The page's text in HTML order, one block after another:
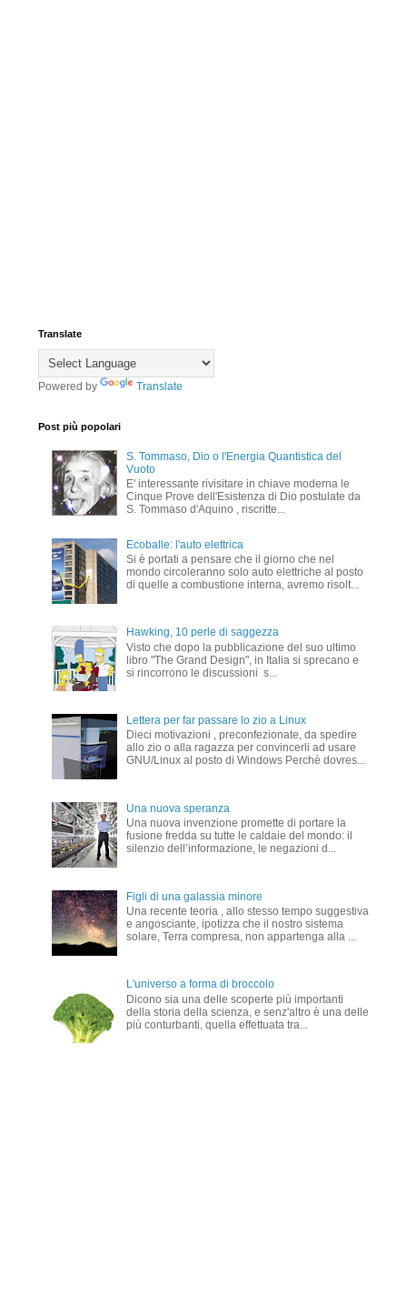
Translate
Powered by Translate
Post più popolari
S. Tommaso, Dio o l'Energia Quantistica del
Vuoto
E' interessante rivisitare in chiave moderna le
Cinque Prove dell'Esistenza di Dio postulate da
S. Tommaso d'Aquino , riscritte...
Ecoballe: l'auto elettrica
Si è portati a pensare che il giorno che nel
mondo circoleranno solo auto elettriche al posto
di quelle a combustione interna, avremo risolt...
Hawking, 10 perle di saggezza
Visto che dopo la pubblicazione del suo ultimo
libro "The Grand Design", in Italia si sprecano e
si rincorrono le discussioni s...
Lettera per far passare lo zio a Linux
Dieci motivazioni , preconfezionate, da spedire
allo zio o alla ragazza per convincerli ad usare
GNU/Linux al posto di Windows Perchè dovres...
Una nuova speranza
Una nuova invenzione promette di portare la
fusione fredda su tutte le caldaie del mondo: il
silenzio dell’informazione, le negazioni d...
Figli di una galassia minore
Una recente teoria , allo stesso tempo suggestiva
e angosciante, ipotizza che il nostro sistema
solare, Terra compresa, non appartenga alla ...
L'universo a forma di broccolo
Dicono sia una delle scoperte più importanti
della storia della scienza, e senz'altro è una delle
più conturbanti, quella effettuata tra...